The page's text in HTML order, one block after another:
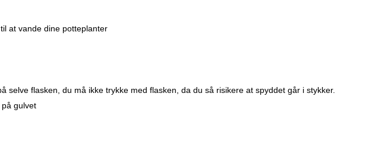
at vande dine potteplanter
flasken, du må ikke trykke med flasken, da du så risikere at spyddet går i stykker.
gulvet